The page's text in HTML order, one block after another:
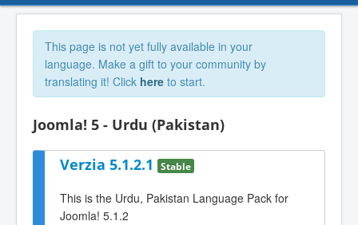
This page is not yet fully available in your
language. Make a gift to your community by
translating it! Click here to start.
Joomla! 5 - Urdu (Pakistan)
Verzia 5.1.2.1 Stable
This is the Urdu, Pakistan Language Pack for
Joomla! 5.1.2